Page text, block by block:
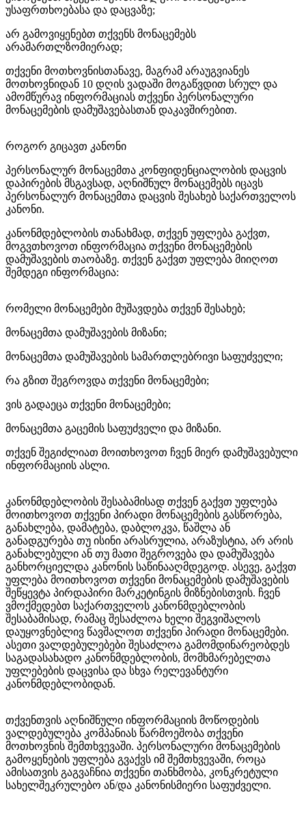
უსაფრთხოებასა და დაცვაზე;
არ გამოვიყენებთ თქვენს მონაცემებს
არამართლზომიერად;
თქვენი მოთხოვნისთანავე, მაგრამ არაუგვიანეს
მოთხოვნიდან 10 დღის ვადაში მოგაწვდით სრულ და
ამომწურავ ინფორმაციას თქვენი პერსონალური
მონაცემების დამუშავებასთან დაკავშირებით.
როგორ გიცავთ კანონი
პერსონალურ მონაცემთა კონფიდენციალობის დაცვის
დაპირების მსგავსად, აღნიშნულ მონაცემებს იცავს
პერსონალურ მონაცემთა დაცვის შესახებ საქართველოს
კანონი.
კანონმდებლობის თანახმად, თქვენ უფლება გაქვთ,
მოგვთხოვოთ ინფორმაცია თქვენი მონაცემების
დამუშავების თაობაზე. თქვენ გაქვთ უფლება მიიღოთ
შემდეგი ინფორმაცია:
რომელი მონაცემები მუშავდება თქვენ შესახებ;
მონაცემთა დამუშავების მიზანი;
მონაცემთა დამუშავების სამართლებრივი საფუძველი;
რა გზით შეგროვდა თქვენი მონაცემები;
ვის გადაეცა თქვენი მონაცემები;
მონაცემთა გაცემის საფუძველი და მიზანი.
თქვენ შეგიძლიათ მოითხოვოთ ჩვენ მიერ დამუშავებული
ინფორმაციის ასლი.
კანონმდებლობის შესაბამისად თქვენ გაქვთ უფლება
მოითხოვოთ თქვენი პირადი მონაცემების გასწორება,
განახლება, დამატება, დაბლოკვა, წაშლა ან
განადგურება თუ ისინი არასრულია, არაზუსტია, არ არის
განახლებული ან თუ მათი შეგროვება და დამუშავება
განხორციელდა კანონის საწინააღმდეგოდ. ასევე, გაქვთ
უფლება მოითხოვოთ თქვენი მონაცემების დამუშავების
შეწყევტა პირდაპირი მარკეტინგის მიზნებისთვის. ჩვენ
ვმოქმედებთ საქართველოს კანონმდებლობის
შესაბამისად, რამაც შესაძლოა ხელი შეგვიშალოს
დაუყოვნებლივ წავშალოთ თქვენი პირადი მონაცემები.
ასეთი ვალდებულებები შესაძლოა გამომდინარეობდეს
საგადასახადო კანონმდებლობის, მომხმარებელთა
უფლებების დაცვისა და სხვა რელევანტური
კანონმდებლობიდან.
თქვენთვის აღნიშნული ინფორმაციის მოწოდების
ვალდებულება კომპანიას წარმოეშობა თქვენი
მოთხოვნის შემთხვევაში. პერსონალური მონაცემების
გამოყენების უფლება გვაქვს იმ შემთხვევაში, როცა
ამისათვის გაგვაჩნია თქვენი თანხმობა, კონკრეტული
სახელშეკრულებო ან/და კანონისმიერი საფუძველი.